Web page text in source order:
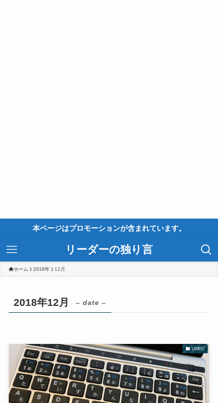
本ページはプロモーションが含まれています。
リーダーの独り言
ホーム 2018年 12月
2018年12月 – date –
UMPC